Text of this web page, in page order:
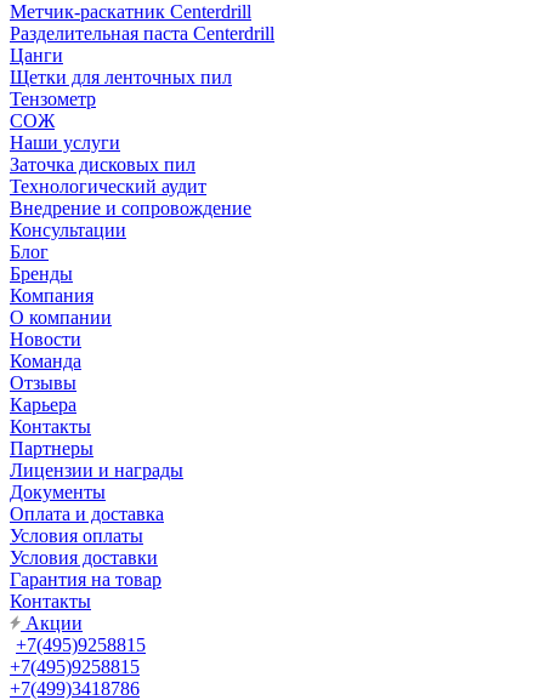
Метчик-раскатник Centerdrill
Разделительная паста Centerdrill
Цанги
Щетки для ленточных пил
Тензометр
СОЖ
Наши услуги
Заточка дисковых пил
Технологический аудит
Внедрение и сопровождение
Консультации
Блог
Бренды
Компания
О компании
Новости
Команда
Отзывы
Карьера
Контакты
Партнеры
Лицензии и награды
Документы
Оплата и доставка
Условия оплаты
Условия доставки
Гарантия на товар
Контакты
Акции
+7(495)9258815
+7(495)9258815
+7(499)3418786